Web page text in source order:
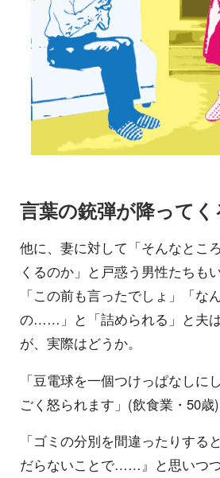
言葉の銃弾が降ってく
他に、妻に対して「そんなとこ
くるのか」と戸惑う男性たちも
「この前も言ったでしょ」「な
の……」と「詰められる」と夫
が、実際はどうか。
「豆電球を一個つけっぱなしに
ごく怒られます」(飲食業・50歳)
「ゴミの分別を間違ったりする
だらないことで……』と思いつ